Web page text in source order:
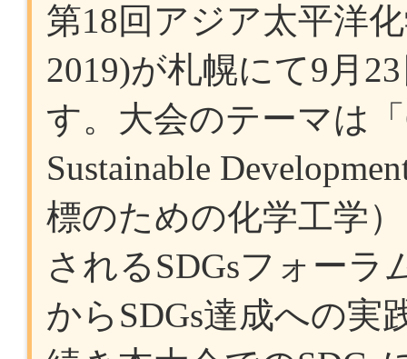
第18回アジア太平洋
2019)が札幌にて9月
す。大会のテーマは「
Sustainable
標のための化学工学
されるSDGsフォーラ
からSDGs達成への実